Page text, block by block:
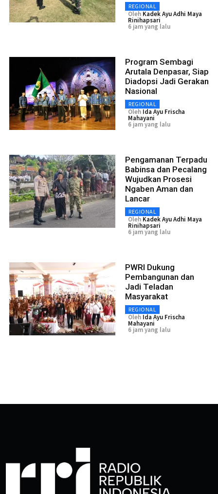
REGIONAL
Oleh Kadek Ayu Adhi Maya
Rinihapsari
6 jam yang lalu
Program Sembagi
Arutala Denpasar, Siap
Diadopsi Jadi Gerakan
Nasional
REGIONAL
Oleh Ida Ayu Frischa
Mahayani
6 jam yang lalu
Pengamanan Terpadu
Babinsa dan Pecalang
Wujudkan Prosesi
Ngaben Aman dan
Lancar
REGIONAL
Oleh Kadek Ayu Adhi Maya
Rinihapsari
6 jam yang lalu
PWRI Dukung
Pembangunan dan
Jadi Teladan
Masyarakat
REGIONAL
Oleh Ida Ayu Frischa
Mahayani
6 jam yang lalu